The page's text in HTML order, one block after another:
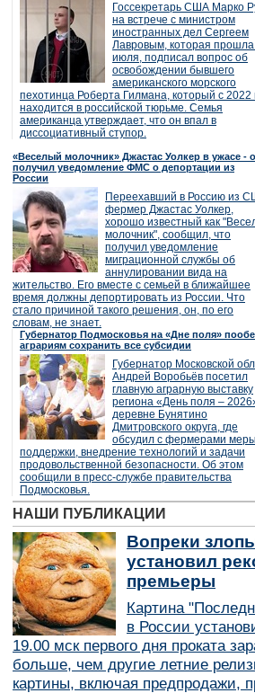
Госсекретарь США Марко
на встрече с министром
иностранных дел Сергеем
Лавровым, которая
июля, подписал вопрос об
освобождении бывшего
американского морского
пехотинца Роберта Гилмана, который с 2022
находится в российской тюрьме. Семья
американца утверждает, что он впал в
диссоциативный ступор.
«Веселый молочник» Джастас Уолкер в ужасе -
получил уведомление ФМС о депортации из
России
Переехавший в Россию из
фермер Джастас Уолкер,
хорошо известный как
молочник", сообщил, что
получил уведомление
миграционной службы об
аннулировании вида на
жительство. Его вместе с семьей в ближайшее
время должны депортировать из России. Что
стало причиной такого решения, он, по его
словам, не знает.
Губернатор Подмосковья на «Дне поля»
аграриям сохранить все субсидии
Губернатор Московской
Андрей Воробьёв посетил
главную аграрную выставку
региона «День поля –
деревне Бунятино
Дмитровского округа, где
обсудил с фермерами меры
поддержки, внедрение технологий и задачи
продовольственной безопасности. Об этом
сообщили в пресс-службе правительства
Подмосковья.
НАШИ ПУБЛИКАЦИИ
Вопреки
установил
премьеры
Картина
в России
19.00 мск первого дня проката
больше, чем другие летние
картины, включая предпродажи,